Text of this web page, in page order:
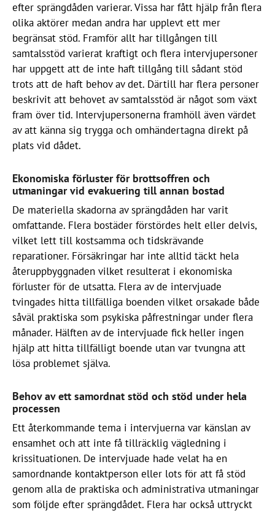
efter sprängdåden varierar. Vissa har fått hjälp från flera
olika aktörer medan andra har upplevt ett mer
begränsat stöd. Framför allt har tillgången till
samtalsstöd varierat kraftigt och flera intervjupersoner
har uppgett att de inte haft tillgång till sådant stöd
trots att de haft behov av det. Därtill har flera personer
beskrivit att behovet av samtalsstöd är något som växt
fram över tid. Intervjupersonerna framhöll även värdet
av att känna sig trygga och omhändertagna direkt på
plats vid dådet.
Ekonomiska förluster för brottsoffren och
utmaningar vid evakuering till annan bostad
De materiella skadorna av sprängdåden har varit
omfattande. Flera bostäder förstördes helt eller delvis,
vilket lett till kostsamma och tidskrävande
reparationer. Försäkringar har inte alltid täckt hela
återuppbyggnaden vilket resulterat i ekonomiska
förluster för de utsatta. Flera av de intervjuade
tvingades hitta tillfälliga boenden vilket orsakade både
såväl praktiska som psykiska påfrestningar under flera
månader. Hälften av de intervjuade fick heller ingen
hjälp att hitta tillfälligt boende utan var tvungna att
lösa problemet själva.
Behov av ett samordnat stöd och stöd under hela
processen
Ett återkommande tema i intervjuerna var känslan av
ensamhet och att inte få tillräcklig vägledning i
krissituationen. De intervjuade hade velat ha en
samordnande kontaktperson eller lots för att få stöd
genom alla de praktiska och administrativa utmaningar
som följde efter sprängdådet. Flera har också uttryckt